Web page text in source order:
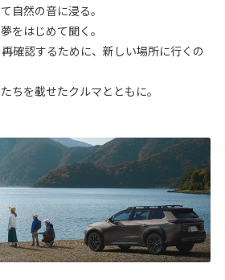
自然の音に浸る。
をはじめて聞く。
確認するために、新しい場所に行くの
ちを載せたクルマとともに。